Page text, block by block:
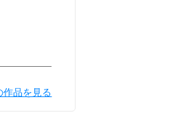
作品を見る